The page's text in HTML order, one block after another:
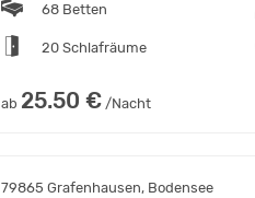
68 Betten
20 Schlafräume
ab 25.50 € /Nacht
79865 Grafenhausen, Bodensee